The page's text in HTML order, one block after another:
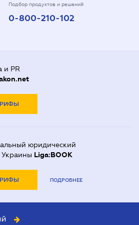
Подбор продуктов и решений
0-800-210-102
и PR
юридический
Украины Liga:BOOK
ПОДРОБНЕЕ